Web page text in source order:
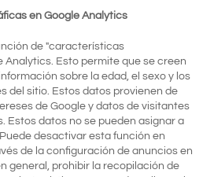
en Google Analytics
de "características
Analytics. Esto permite que se creen
sobre la edad, el sexo y los
del sitio. Estos datos provienen de
de Google y datos de visitantes
Estos datos no se pueden asignar a
desactivar esta función en
de la configuración de anuncios en
general, prohibir la recopilación de